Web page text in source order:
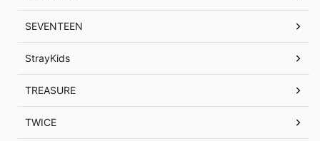
SEVENTEEN
StrayKids
TREASURE
TWICE